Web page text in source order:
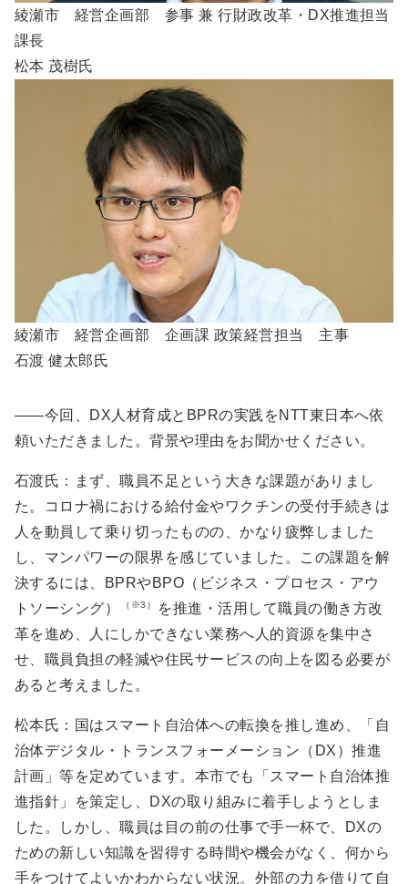
綾瀬市 経営企画部 参事 兼 行財政改革・DX推進担当
課長
松本 茂樹氏
綾瀬市 経営企画部 企画課 政策経営担当 主事
石渡 健太郎氏
――今回、DX人材育成とBPRの実践をNTT東日本へ依
頼いただきました。背景や理由をお聞かせください。
石渡氏：まず、職員不足という大きな課題がありまし
た。コロナ禍における給付金やワクチンの受付手続きは
人を動員して乗り切ったものの、かなり疲弊しました
し、マンパワーの限界を感じていました。この課題を解
決するには、BPRやBPO（ビジネス・プロセス・アウ
トソーシング）
（※3）
を推進・活用して職員の働き方改
革を進め、人にしかできない業務へ人的資源を集中さ
せ、職員負担の軽減や住民サービスの向上を図る必要が
あると考えました。
松本氏：国はスマート自治体への転換を推し進め、「自
治体デジタル・トランスフォーメーション（DX）推進
計画」等を定めています。本市でも「スマート自治体推
進指針」を策定し、DXの取り組みに着手しようとしま
した。しかし、職員は目の前の仕事で手一杯で、DXの
ための新しい知識を習得する時間や機会がなく、何から
手をつけてよいかわからない状況。外部の力を借りて自